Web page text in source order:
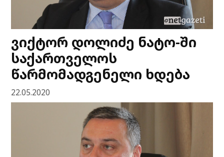
ვიქტორ დოლიძე ნატო-ში
საქართველოს
წარმომადგენელი ხდება
22.05.2020